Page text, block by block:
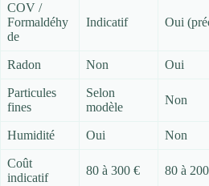
COV /
Formaldéhy
de
Indicatif Oui
Radon Non Oui
Particules
fines
Selon
modèle
Non
Humidité Oui Non
Coût
indicatif
80 à 300 € 80 à